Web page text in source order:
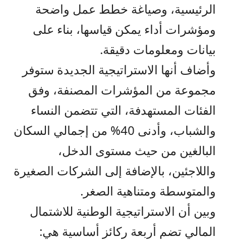
الرئيسية، وصياغة خطط عمل واضحة
ومؤشرات أداء يمكن قياسها، بناء على
بيانات ومعلومات دقيقة.
وأضاف أنها الاستراتيجية الجديدة ستوفر
مجموعة من المؤشرات المصنفة، وفق
الفئات المستهدفة، التي تتضمن النساء
والشباب، وأدنى 40% من إجمالي السكان
البالغين من حيث مستوى الدخل،
واللاجئين، بالإضافة إلى الشركات الصغيرة
والمتوسطة ومتناهية الصغر.
وبين أن الاستراتيجية الوطنية للاشتمال
المالي تضم أربعة ركائز أساسية هي: